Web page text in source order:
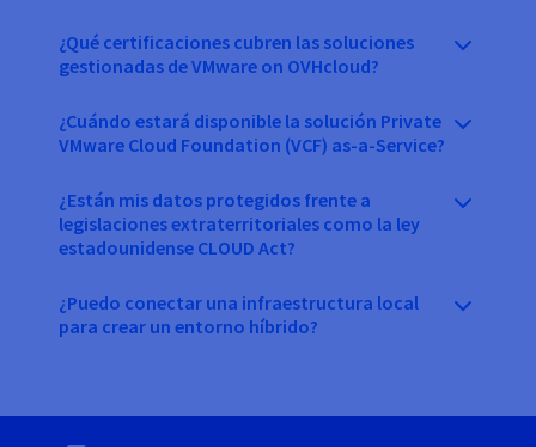
¿Qué certificaciones cubren las soluciones
gestionadas de VMware on OVHcloud?
¿Cuándo estará disponible la solución Private
VMware Cloud Foundation (VCF) as-a-Service?
¿Están mis datos protegidos frente a
legislaciones extraterritoriales como la ley
estadounidense CLOUD Act?
¿Puedo conectar una infraestructura local
para crear un entorno híbrido?